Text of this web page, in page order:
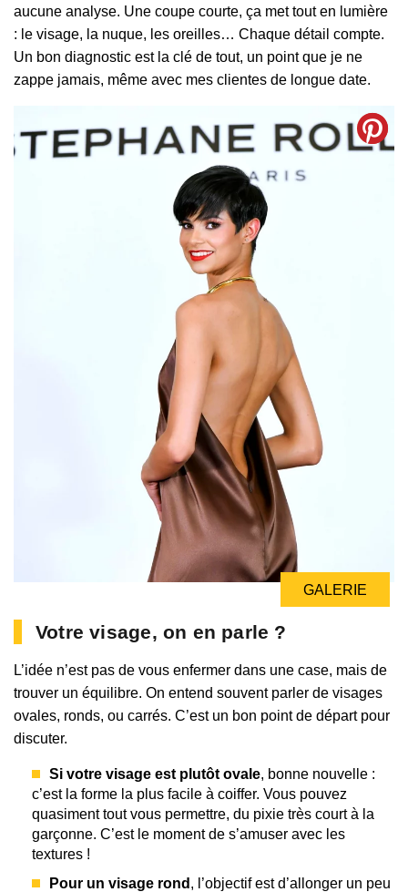
aucune analyse. Une coupe courte, ça met tout en lumière
: le visage, la nuque, les oreilles… Chaque détail compte.
Un bon diagnostic est la clé de tout, un point que je ne
zappe jamais, même avec mes clientes de longue date.
GALERIE
Votre visage, on en parle ?
L’idée n’est pas de vous enfermer dans une case, mais de
trouver un équilibre. On entend souvent parler de visages
ovales, ronds, ou carrés. C’est un bon point de départ pour
discuter.
Si votre visage est plutôt ovale, bonne nouvelle :
c’est la forme la plus facile à coiffer. Vous pouvez
quasiment tout vous permettre, du pixie très court à la
garçonne. C’est le moment de s’amuser avec les
textures !
Pour un visage rond , l’objectif est d’allonger un peu